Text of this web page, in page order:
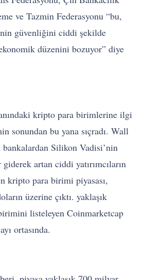
ve Tazmin Federasyonu “bu,
güvenliğini ciddi şekilde
düzenini bozuyor” diye
kripto para birimlerine ilgi
sonundan bu yana sıçradı. Wall
bankalardan Silikon Vadisi’nin
artan ciddi yatırımcıların
kripto para birimi piyasası,
üzerine çıktı. yaklaşık
listeleyen Coinmarketcap
ortasında.